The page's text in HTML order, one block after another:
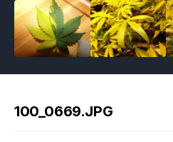
100_0669.JPG